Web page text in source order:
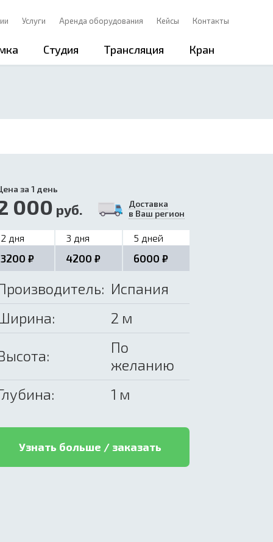
Услуги Аренда оборудования Кейсы Контакты
Студия Трансляция Кран
Доставка
в Ваш регион
за 1 день
000 руб.
2 дня 3 дня 5 дней
3200 ₽ 4200 ₽ 6000 ₽
Испания
2 м
По
желанию
1 м
Узнать больше / заказать